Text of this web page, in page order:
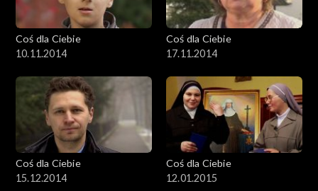
Coś dla Ciebie
10.11.2014
Coś dla Ciebie
17.11.2014
Coś dla Ciebie
15.12.2014
Coś dla Ciebie
12.01.2015